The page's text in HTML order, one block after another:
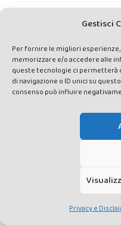
Gestisci
Per fornire le migliori
memorizzare e/o accedere alle
queste tecnologie ci permetterà
di navigazione o ID unici su
consenso può influire
Privacy e
Tempo di
Carnevale
The Miyawaki Method |
progetto di
Montepulciano
La festa di fine Ramadan a
islamica di Sinalunga
Pratiche di dialogo